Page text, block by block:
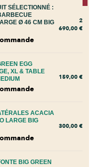
SÉLECTIONNÉ :
Ø 46 CM BIG
2
690,00 €
EGG
XL & TABLE
159,00 €
ACACIA
LARGE BIG
300,00 €
BIG GREEN